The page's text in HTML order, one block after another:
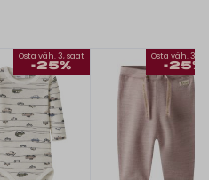
Osta väh. 3, saat
-25%
Osta väh. 3,
-25%